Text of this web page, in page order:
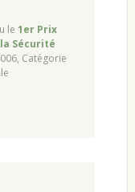
le 1er Prix
Sécurité
Catégorie